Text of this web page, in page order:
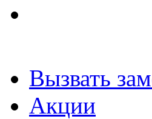
Вызвать
Акции